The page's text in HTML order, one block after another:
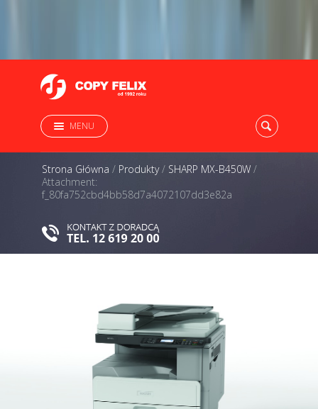
MENU
Strona Główna / Produkty/ SHARP MX-B450W /
Attachment:
f_80fa752cbd4bb58d7a4072107dd3e82a